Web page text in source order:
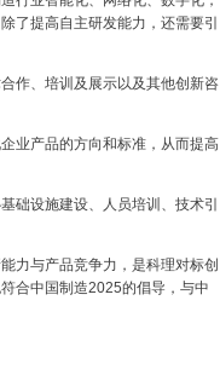
了提高自主研发能力，还需要引
作、培训及展示以及其他创新咨
业产品的方向和标准，从而提高
础设施建设、人员培训、技术引
力与产品竞争力，是科理对标创
合中国制造2025的倡导，与中